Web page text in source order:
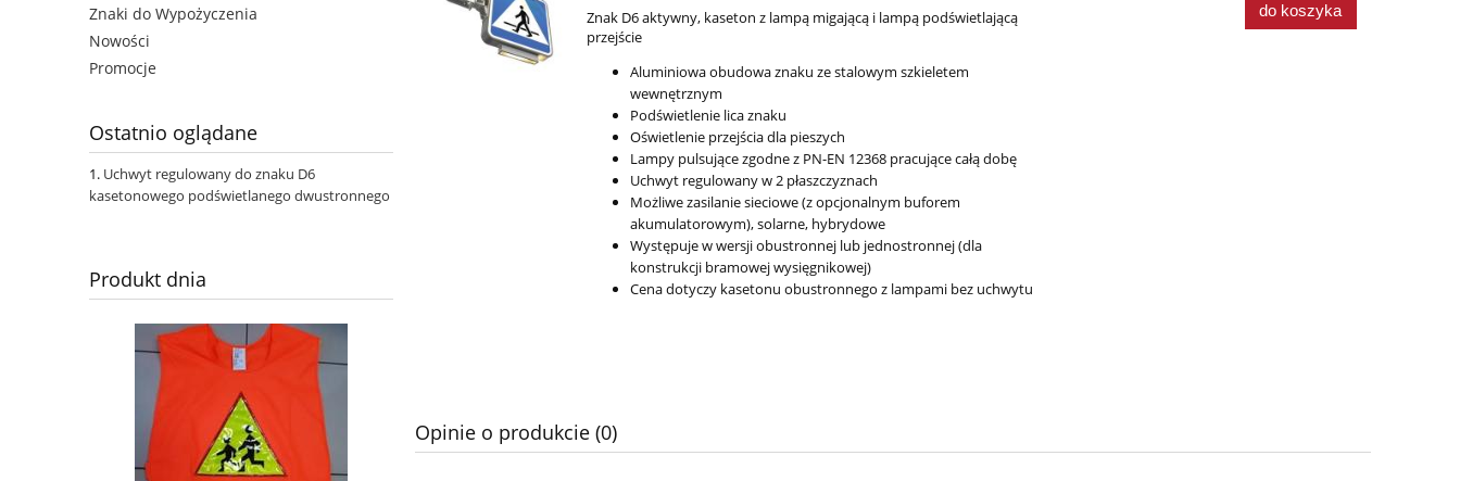
Znaki do Wypożyczenia
Nowości
Promocje
Ostatnio oglądane
Uchwyt regulowany do znaku D6
kasetonowego podświetlanego dwustronnego
Produkt dnia
Znak D6 aktywny, kaseton z lampą migającą i lampą podświetlającą
przejście
Aluminiowa obudowa znaku ze stalowym szkieletem
wewnętrznym
Podświetlenie lica znaku
Oświetlenie przejścia dla pieszych
Lampy pulsujące zgodne z PN-EN 12368 pracujące całą dobę
Uchwyt regulowany w 2 płaszczyznach
Możliwe zasilanie sieciowe (z opcjonalnym buforem
akumulatorowym), solarne, hybrydowe
Występuje w wersji obustronnej lub jednostronnej (dla
konstrukcji bramowej wysięgnikowej)
Cena dotyczy kasetonu obustronnego z lampami bez uchwytu
do koszyka
Opinie o produkcie (0)